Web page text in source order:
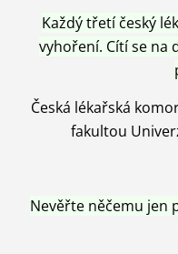
Každý třetí český
vyhoření. Cítí se na
Česká lékařská
fakultou
Nevěřte něčemu jen